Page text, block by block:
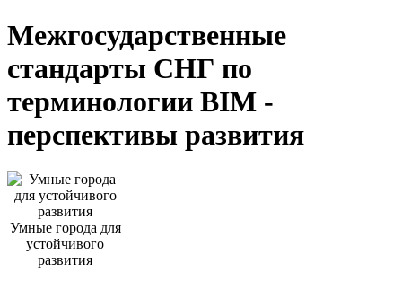
Межгосударственные
стандарты СНГ по
терминологии BIM -
перспективы развития
Умные города для
устойчивого
развития